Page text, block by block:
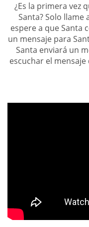
¿Es la primera vez
Santa? Solo
espere a que Santa
un mensaje para
Santa enviará un
escuchar el